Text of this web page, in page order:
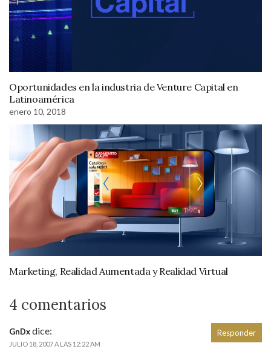
Oportunidades en la industria de Venture Capital en
Latinoamérica
enero 10, 2018
Marketing, Realidad Aumentada y Realidad Virtual
4 comentarios
GnDxdice:
JULIO 18, 2007 A LAS 12:22 AM
Responder